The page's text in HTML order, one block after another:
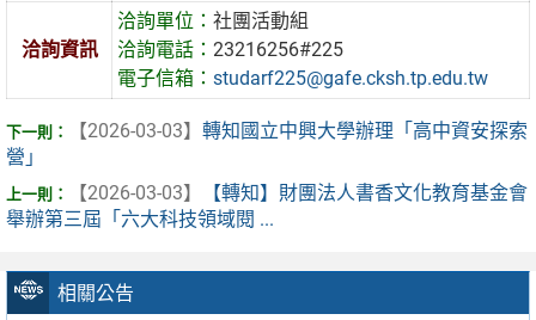
相關公告
洽詢資訊
洽詢單位：社團活動組
洽詢電話：23216256#225
電子信箱：studarf225@gafe.cksh.tp.edu.tw
【2026-03-03】 轉知國立中興大學辦理「高中資安探索
營」
【2026-03-03】
【轉知】財團法人書香文化教育基金會
舉辦第三屆「六大科技領域閱 ...